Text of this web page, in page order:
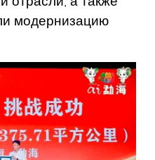
модернизацию